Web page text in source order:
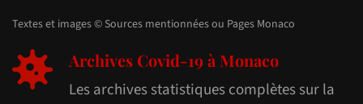
Textes et images © Sources mentionnées ou Pages Monaco
Archives Covid-19 à Monaco
Les archives statistiques complètes sur la